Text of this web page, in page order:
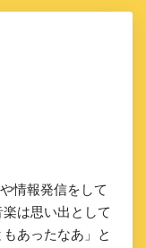
情報発信をして
は思い出として
あったなあ」と